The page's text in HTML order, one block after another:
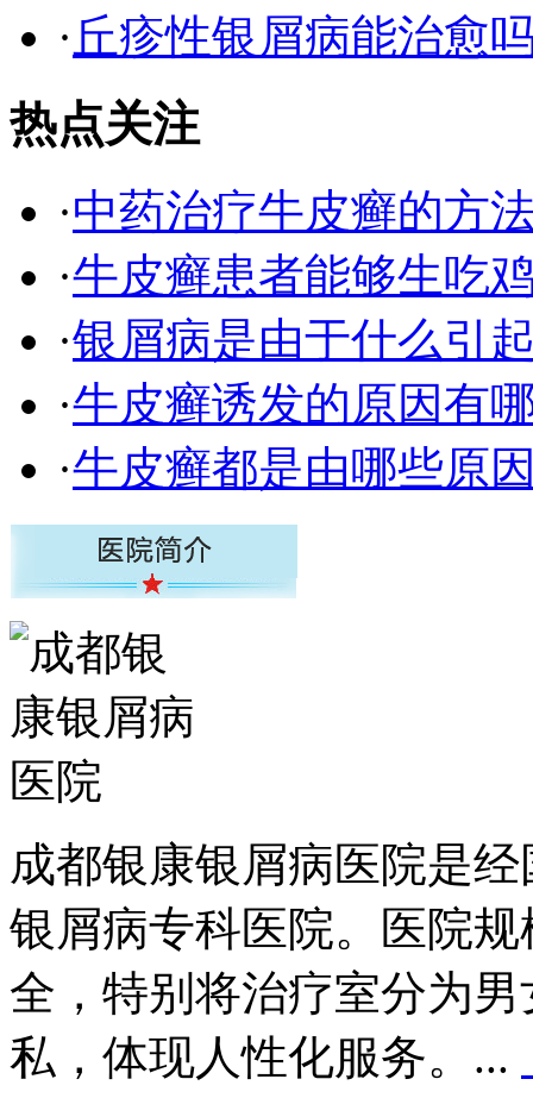
· 丘疹性银屑病能治愈
热点关注
·中药治疗牛皮癣的方
·牛皮癣患者能够生吃
·银屑病是由于什么引
·牛皮癣诱发的原因有
·牛皮癣都是由哪些原
成都银康银屑病医院是
银屑病专科医院。医院
全，特别将治疗室分为
私，体现人性化服务。...